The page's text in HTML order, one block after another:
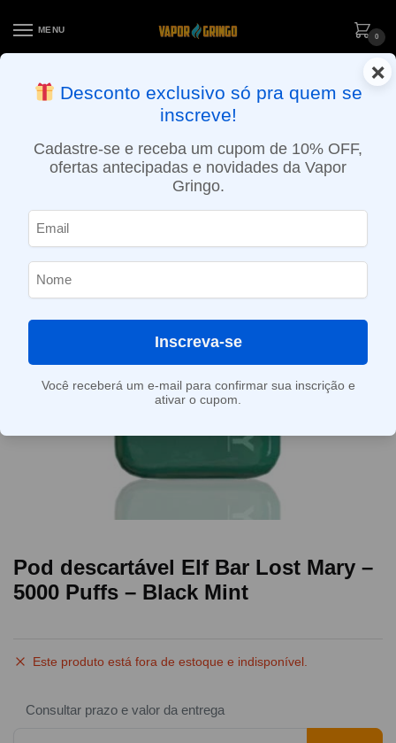
MENU
0
ENTREGA NO MESMO DIA EM SÃO PAULO (SEG A SEX): PEDIDOS
APROVADOS ATÉ 15:30 VIA MOTOBOY
Pod descartável Elf Bar Lost Mary –
5000 Puffs – Black Mint
Este produto está fora de estoque e indisponível.
Consultar prazo e valor da entrega
×
Desconto exclusivo só pra quem se
inscreve!
Cadastre-se e receba um cupom de 10% OFF,
ofertas antecipadas e novidades da Vapor
Gringo.
Inscreva-se
Você receberá um e-mail para confirmar sua inscrição e
ativar o cupom.